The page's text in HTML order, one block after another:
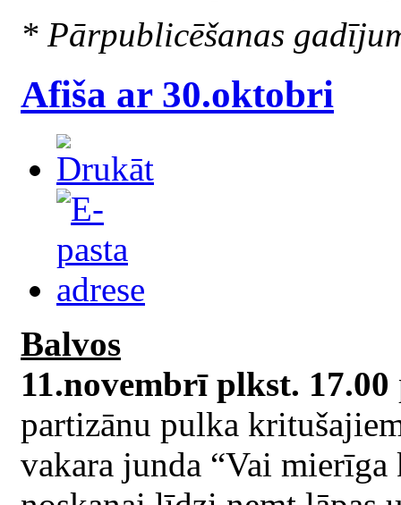
* Pārpublicēšanas
Afiša ar 30.oktobri
Balvos
11.novembrī plkst. 17.00
partizānu pulka
vakara junda “Vai